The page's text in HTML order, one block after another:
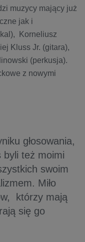
muzycy mający już
jak i
Korneliusz
Kluss Jr. (gitara),
(perkusja).
z nowymi
głosowania,
też moimi
swoim
Miło
którzy mają
się go